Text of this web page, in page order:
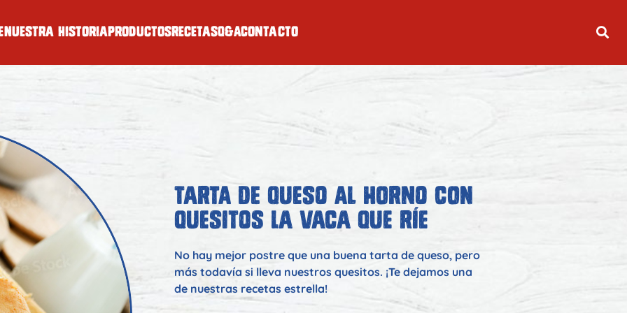
Nuestra historiaProductosRecetasQ&AContacto
TARTA DE QUESO AL HORNO CON
QUESITOS LA VACA QUE RÍE
No hay mejor postre que una buena tarta de queso, pero
más todavía si lleva nuestros quesitos. ¡Te dejamos una
de nuestras recetas estrella!